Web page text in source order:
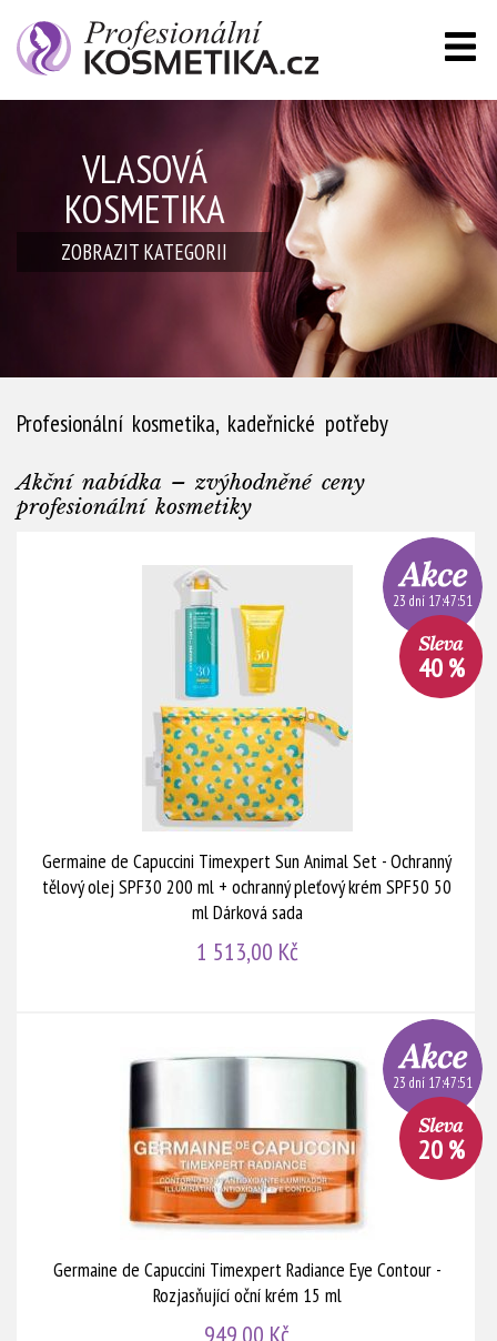
VLASOVÁ
KOSMETIKA
ZOBRAZIT KATEGORII
PARFÉMY
ZOBRAZITKATEGORII
Profesionální kosmetika, kadeřnické potřeby
Akční nabídka – zvýhodněné ceny
profesionální kosmetiky
Germaine de Capuccini Timexpert Sun Animal Set - Ochranný
tělový olej SPF30 200 ml + ochranný pleťový krém SPF50 50
ml Dárková sada
1 513,00 Kč
23 dní 17:47:51
40 %
Germaine de Capuccini Timexpert Radiance Eye Contour -
Rozjasňující oční krém 15 ml
949,00 Kč
23 dní 17:47:51
20 %